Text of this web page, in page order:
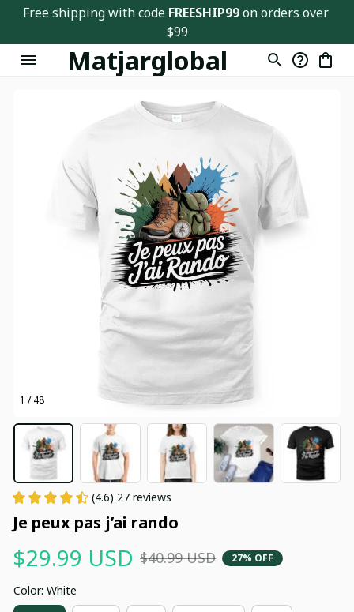
Free shipping with code FREESHIP99 on orders over
$99
Matjarglobal
1 / 48
(4.6) 27 reviews
Je peux pas j’ai rando
$29.99 USD $40.99 USD 27% OFF
Color: White